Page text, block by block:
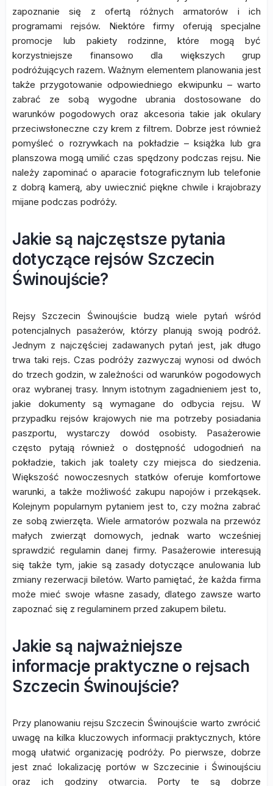
zapoznanie się z ofertą różnych armatorów i ich
programami rejsów. Niektóre firmy oferują specjalne
promocje lub pakiety rodzinne, które mogą być
korzystniejsze finansowo dla większych grup
podróżujących razem. Ważnym elementem planowania jest
także przygotowanie odpowiedniego ekwipunku – warto
zabrać ze sobą wygodne ubrania dostosowane do
warunków pogodowych oraz akcesoria takie jak okulary
przeciwsłoneczne czy krem z filtrem. Dobrze jest również
pomyśleć o rozrywkach na pokładzie – książka lub gra
planszowa mogą umilić czas spędzony podczas rejsu. Nie
należy zapominać o aparacie fotograficznym lub telefonie
z dobrą kamerą, aby uwiecznić piękne chwile i krajobrazy
mijane podczas podróży.
Jakie są najczęstsze pytania
dotyczące rejsów Szczecin
Świnoujście?
Rejsy Szczecin Świnoujście budzą wiele pytań wśród
potencjalnych pasażerów, którzy planują swoją podróż.
Jednym z najczęściej zadawanych pytań jest, jak długo
trwa taki rejs. Czas podróży zazwyczaj wynosi od dwóch
do trzech godzin, w zależności od warunków pogodowych
oraz wybranej trasy. Innym istotnym zagadnieniem jest to,
jakie dokumenty są wymagane do odbycia rejsu. W
przypadku rejsów krajowych nie ma potrzeby posiadania
paszportu, wystarczy dowód osobisty. Pasażerowie
często pytają również o dostępność udogodnień na
pokładzie, takich jak toalety czy miejsca do siedzenia.
Większość nowoczesnych statków oferuje komfortowe
warunki, a także możliwość zakupu napojów i przekąsek.
Kolejnym popularnym pytaniem jest to, czy można zabrać
ze sobą zwierzęta. Wiele armatorów pozwala na przewóz
małych zwierząt domowych, jednak warto wcześniej
sprawdzić regulamin danej firmy. Pasażerowie interesują
się także tym, jakie są zasady dotyczące anulowania lub
zmiany rezerwacji biletów. Warto pamiętać, że każda firma
może mieć swoje własne zasady, dlatego zawsze warto
zapoznać się z regulaminem przed zakupem biletu.
Jakie są najważniejsze
informacje praktyczne o rejsach
Szczecin Świnoujście?
Przy planowaniu rejsu Szczecin Świnoujście warto zwrócić
uwagę na kilka kluczowych informacji praktycznych, które
mogą ułatwić organizację podróży. Po pierwsze, dobrze
jest znać lokalizację portów w Szczecinie i Świnoujściu
oraz ich godziny otwarcia. Porty te są dobrze